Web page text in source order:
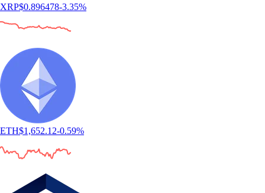
XRP$0.896478-3.35%
ETH$1,652.12-0.59%